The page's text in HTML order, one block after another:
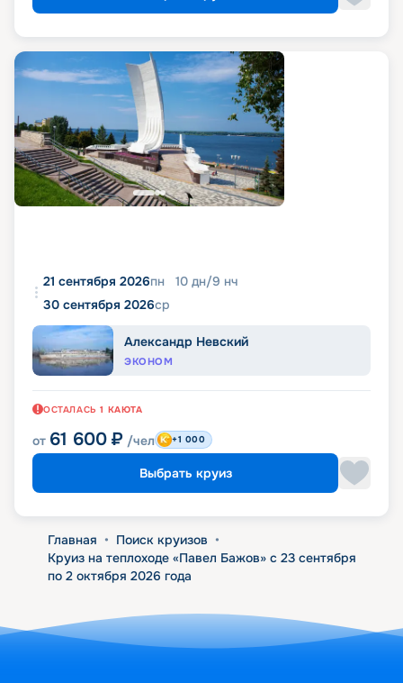
21 сентября 2026пн 10 дн/9 нч
30 сентября 2026ср
Александр Невский
ЭКОНОМ
ОСТАЛАСЬ 1 КАЮТА
от 61 600 ₽ /чел +1 000
Выбрать круиз
Главная • Поиск круизов •
Круиз на теплоходе «Павел Бажов» с 23 сентября
по 2 октября 2026 года